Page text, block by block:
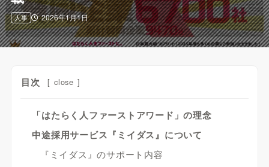
2026年1月1日
人事
目次 [ close ]
「はたらく人ファーストアワード」の理念
中途採用サービス『ミイダス』について
『ミイダス』のサポート内容